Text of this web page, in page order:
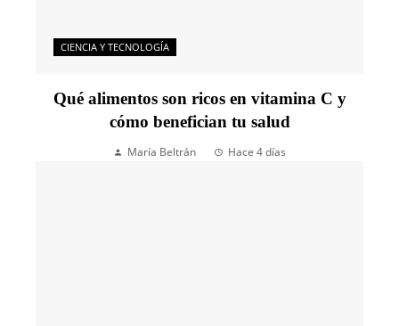
CIENCIA Y TECNOLOGÍA
Qué alimentos son ricos en vitamina C y
cómo benefician tu salud
María Beltrán Hace 4 días